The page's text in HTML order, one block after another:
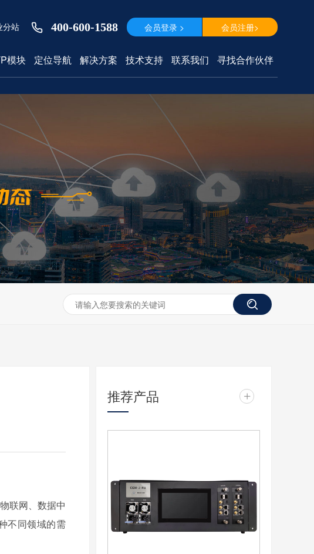
分站 400-600-1588 会员登录 > 会员注册>
模块 定位导航 解决方案 技术支持 联系我们 寻找合作伙伴
联网、数据中
不同领域的需
推荐产品 +